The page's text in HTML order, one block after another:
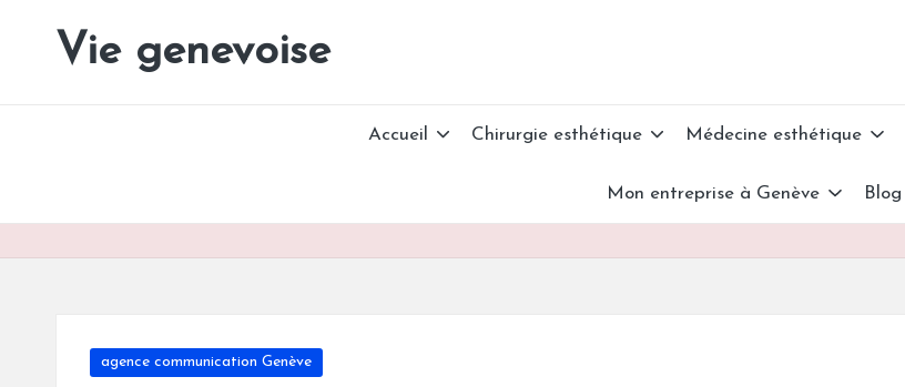
Vie genevoise
Vie
Accueil Chirurgie esthétique Médecine esthétique
Mon entreprise à Genève Blog
Posted
agence communication Genève